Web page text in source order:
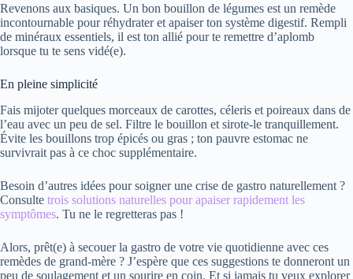
Revenons aux basiques. Un bon bouillon de légumes est un remède
incontournable pour réhydrater et apaiser ton système digestif. Rempli
de minéraux essentiels, il est ton allié pour te remettre d’aplomb
lorsque tu te sens vidé(e).
En pleine simplicité
Fais mijoter quelques morceaux de carottes, céleris et poireaux dans de
l’eau avec un peu de sel. Filtre le bouillon et sirote-le tranquillement.
Évite les bouillons trop épicés ou gras ; ton pauvre estomac ne
survivrait pas à ce choc supplémentaire.
Besoin d’autres idées pour soigner une crise de gastro naturellement ?
Consulte trois solutions naturelles pour apaiser rapidement les
symptômes. Tu ne le regretteras pas !
Alors, prêt(e) à secouer la gastro de votre vie quotidienne avec ces
remèdes de grand-mère ? J’espère que ces suggestions te donneront un
peu de soulagement et un sourire en coin. Et si jamais tu veux explorer